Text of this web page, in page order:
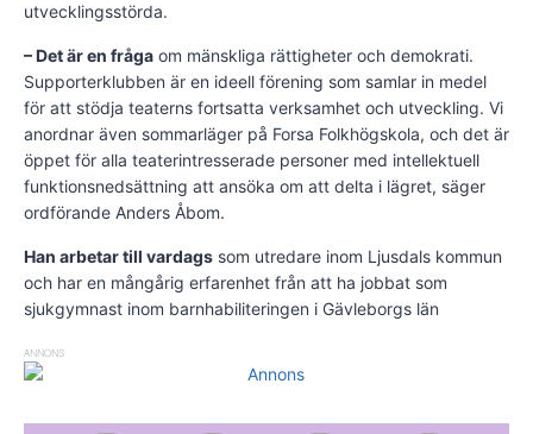
utvecklingsstörda.
– Det är en fråga om mänskliga rättigheter och demokrati.
Supporterklubben är en ideell förening som samlar in medel
för att stödja teaterns fortsatta verksamhet och utveckling. Vi
anordnar även sommarläger på Forsa Folkhögskola, och det är
öppet för alla teaterintresserade personer med intellektuell
funktionsnedsättning att ansöka om att delta i lägret, säger
ordförande Anders Åbom.
Han arbetar till vardags som utredare inom Ljusdals kommun
och har en mångårig erfarenhet från att ha jobbat som
sjukgymnast inom barnhabiliteringen i Gävleborgs län
ANNONS